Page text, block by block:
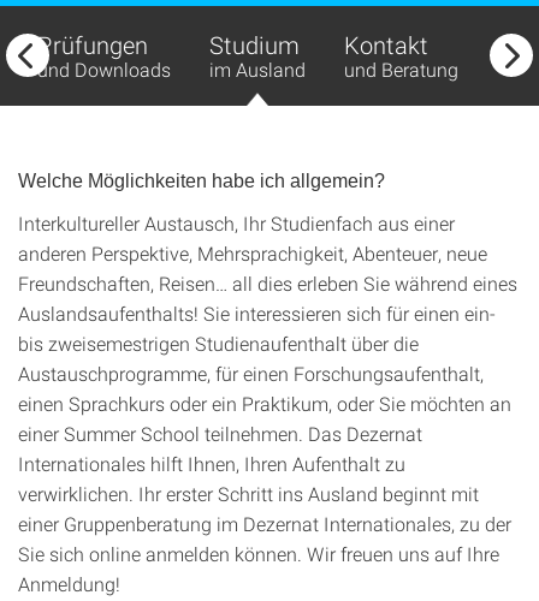
Prüfungen
und Downloads
Studium
im Ausland
Kontakt
und Beratung
Welche Möglichkeiten habe ich allgemein?
Interkultureller Austausch, Ihr Studienfach aus einer
anderen Perspektive, Mehrsprachigkeit, Abenteuer, neue
Freundschaften, Reisen… all dies erleben Sie während eines
Auslandsaufenthalts! Sie interessieren sich für einen ein-
bis zweisemestrigen Studienaufenthalt über die
Austauschprogramme, für einen Forschungsaufenthalt,
einen Sprachkurs oder ein Praktikum, oder Sie möchten an
einer Summer School teilnehmen. Das Dezernat
Internationales hilft Ihnen, Ihren Aufenthalt zu
verwirklichen. Ihr erster Schritt ins Ausland beginnt mit
einer Gruppenberatung im Dezernat Internationales, zu der
Sie sich online anmelden können. Wir freuen uns auf Ihre
Anmeldung!